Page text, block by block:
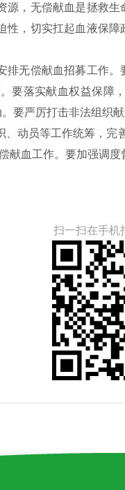
源，无偿献血是拯救
，切实扛起血液保
排无偿献血招募工作
要落实献血权益保障
要严厉打击非法组织
、动员等工作统筹，
献血工作。要加强调度
扫一扫在手机